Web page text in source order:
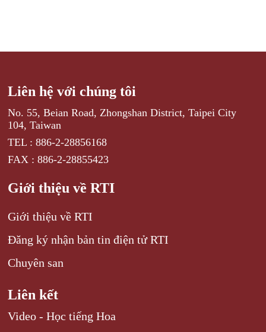
Liên hệ với chúng tôi
No. 55, Beian Road, Zhongshan District, Taipei City
104, Taiwan
TEL : 886-2-28856168
FAX : 886-2-28855423
Giới thiệu về RTI
Giới thiệu về RTI
Đăng ký nhận bản tin điện tử RTI
Chuyên san
Liên kết
Video - Học tiếng Hoa